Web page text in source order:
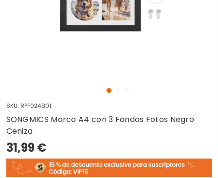
SKU: RPF024B01
SONGMICS Marco A4 con 3 Fondos Fotos Negro
Ceniza
31,99 €